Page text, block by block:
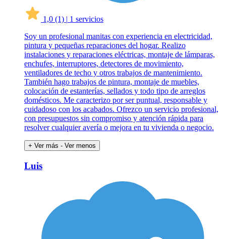
1,0 (1) | 1 servicios
Soy un profesional manitas con experiencia en electricidad,
pintura y pequeñas reparaciones del hogar. Realizo
instalaciones y reparaciones eléctricas, montaje de lámparas,
enchufes, interruptores, detectores de movimiento,
ventiladores de techo y otros trabajos de mantenimiento.
También hago trabajos de pintura, montaje de muebles,
colocación de estanterías, sellados y todo tipo de arreglos
domésticos. Me caracterizo por ser puntual, responsable y
cuidadoso con los acabados. Ofrezco un servicio profesional,
con presupuestos sin compromiso y atención rápida para
resolver cualquier avería o mejora en tu vivienda o negocio.
+ Ver más - Ver menos
Luis